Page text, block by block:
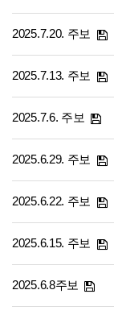
2025.7.20. 주보
2025.7.13. 주보
2025.7.6. 주보
2025.6.29. 주보
2025.6.22. 주보
2025.6.15. 주보
2025.6.8주보